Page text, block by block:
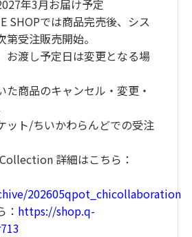
年3月お届け予定
SHOPでは商品完売後、シス
受注販売開始。
渡し予定日は変更となる場
商品のキャンセル・変更・
ット/ちいかわらんどでの受注
詳細はこちら：
202605qpot_chicollaboration
： https://shop.q-